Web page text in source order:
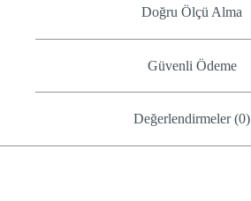
Doğru Ölçü Alma
Güvenli Ödeme
Değerlendirmeler (0)